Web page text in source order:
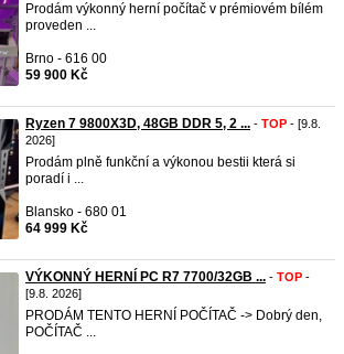
Prodám výkonný herní počítač v prémiovém bílém
proveden ...
Brno - 616 00
59 900 Kč
Ryzen 7 9800X3D, 48GB DDR 5, 2 ... - TOP - [9.8.
2026]
Prodám plně funkční a výkonou bestii která si
poradí i ...
Blansko - 680 01
64 999 Kč
VÝKONNÝ HERNÍ PC R7 7700/32GB ... - TOP -
[9.8. 2026]
PRODÁM TENTO HERNÍ POČÍTAČ -> Dobrý den,
POČÍTAČ ...